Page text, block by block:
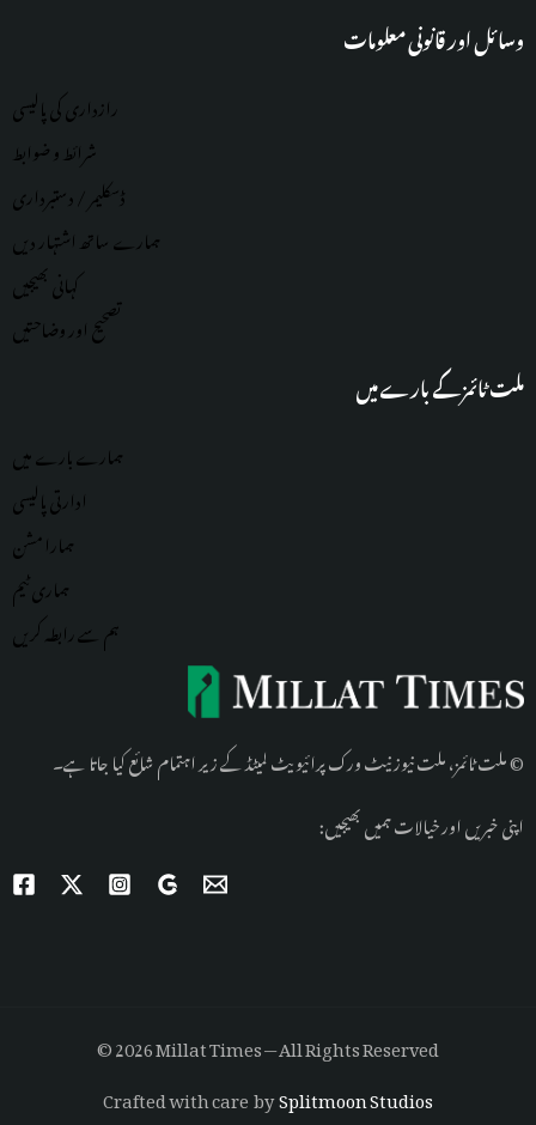
وسائل اور قانونی معلومات
رازداری کی پالیسی
شرائط و ضوابط
ڈسکلیمر / دستبرداری
ہمارے ساتھ اشتہار دیں
کہانی بھیجیں
تصحیح اور وضاحتیں
ملت ٹائمز کے بارے میں
ہمارے بارے میں
ادارتی پالیسی
ہمارا مشن
ہماریٹیم
ہم سے رابطہ کریں
© ملت ٹائمز، ملت نیوز نیٹ ورک پرائیویٹ لمیٹڈ کے زیر اہتمام شائع کیا جاتا ہے۔
اپنی خبریں اور خیالات ہمیں بھیجیں:
© 2026 Millat Times — All Rights Reserved
Crafted with care bySplitmoon Studios